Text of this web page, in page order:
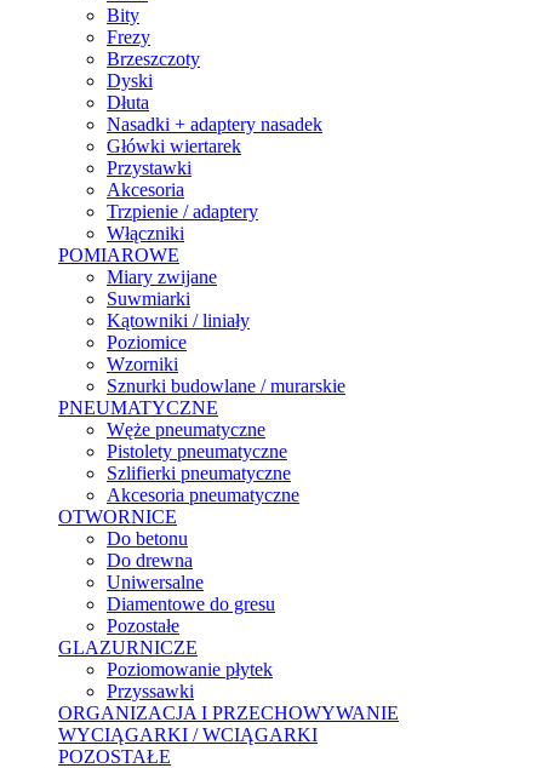
Bity
Frezy
Brzeszczoty
Dyski
Dłuta
Nasadki + adaptery nasadek
Główki wiertarek
Przystawki
Akcesoria
Trzpienie / adaptery
Włączniki
POMIAROWE
Miary zwijane
Suwmiarki
Kątowniki / liniały
Poziomice
Wzorniki
Sznurki budowlane / murarskie
PNEUMATYCZNE
Węże pneumatyczne
Pistolety pneumatyczne
Szlifierki pneumatyczne
Akcesoria pneumatyczne
OTWORNICE
Do betonu
Do drewna
Uniwersalne
Diamentowe do gresu
Pozostałe
GLAZURNICZE
Poziomowanie płytek
Przyssawki
ORGANIZACJA I PRZECHOWYWANIE
WYCIĄGARKI / WCIĄGARKI
POZOSTAŁE